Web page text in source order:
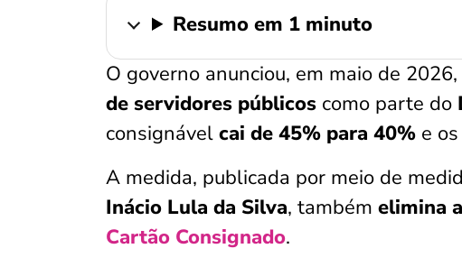
Resumo em 1 minuto
O governo anunciou, em maio de 2026,
de servidores públicos como parte do
consignável cai de 45% para 40% e
A medida, publicada por meio de
Inácio Lula da Silva, também elimina
Cartão Consignado.